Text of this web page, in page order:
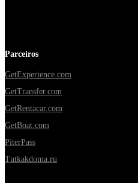
Parceiros
GetExperience.com
GetTransfer.com
GetRentacar.com
GetBoat.com
PiterPass
Tutkakdoma.ru